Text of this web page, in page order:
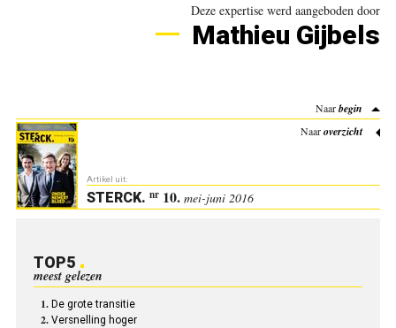
Deze expertise werd aangeboden door
Mathieu Gijbels
Naarbegin
Naaroverzicht
Artikel uit:
STERCK. nr10. mei-juni 2016
TOP5
meest gelezen
De grote transitie
Versnelling hoger